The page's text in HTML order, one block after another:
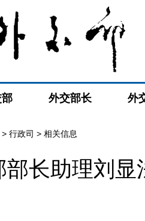
外交部长 外
> 行政司 > 相关信息
部长助理刘